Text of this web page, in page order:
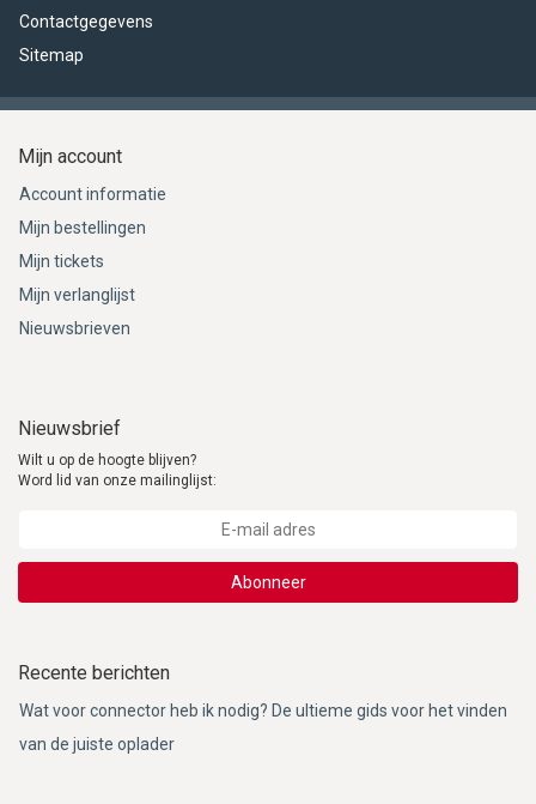
Contactgegevens
Sitemap
Mijn account
Account informatie
Mijn bestellingen
Mijn tickets
Mijn verlanglijst
Nieuwsbrieven
Nieuwsbrief
Wilt u op de hoogte blijven?
Word lid van onze mailinglijst:
Abonneer
Recente berichten
Wat voor connector heb ik nodig? De ultieme gids voor het vinden
van de juiste oplader